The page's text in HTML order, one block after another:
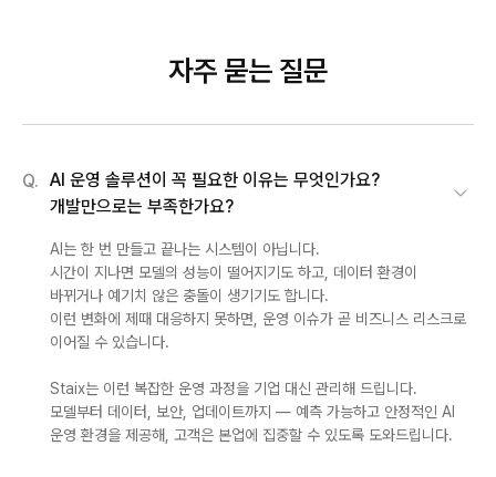
자주 묻는 질문
Q. AI 운영 솔루션이 꼭 필요한 이유는 무엇인가요?
개발만으로는 부족한가요?
AI는 한 번 만들고 끝나는 시스템이 아닙니다.
시간이 지나면 모델의 성능이 떨어지기도 하고, 데이터 환경이
바뀌거나 예기치 않은 충돌이 생기기도 합니다.
이런 변화에 제때 대응하지 못하면, 운영 이슈가 곧 비즈니스 리스크로
이어질 수 있습니다.
Staix는 이런 복잡한 운영 과정을 기업 대신 관리해 드립니다.
모델부터 데이터, 보안, 업데이트까지 — 예측 가능하고 안정적인 AI
운영 환경을 제공해, 고객은 본업에 집중할 수 있도록 도와드립니다.